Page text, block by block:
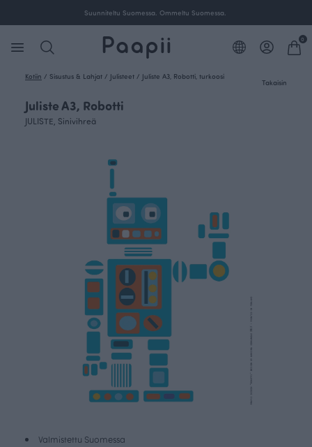
Suunniteltu Suomessa. Ommeltu Suomessa.
0
Kotiin / Sisustus & Lahjat / Julisteet / Juliste A3, Robotti, turkoosi
Takaisin
Juliste A3, Robotti
JULISTE, Sinivihreä
Valmistettu Suomessa